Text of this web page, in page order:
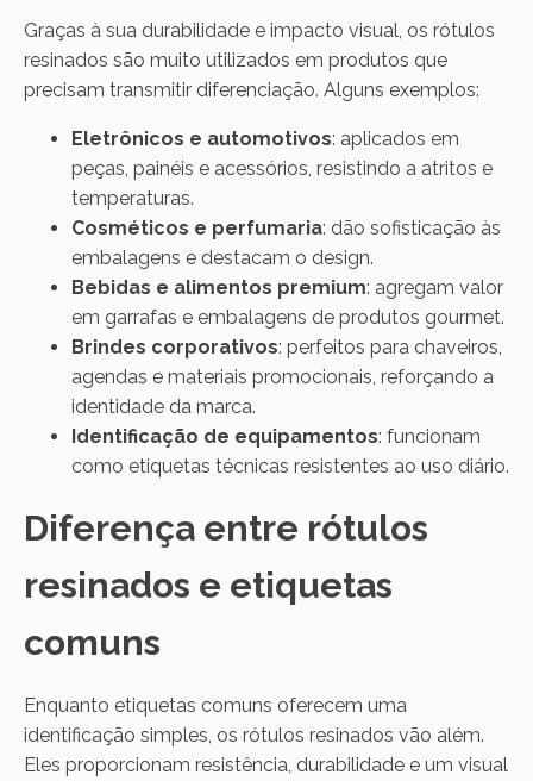
Graças à sua durabilidade e impacto visual, os rótulos
resinados são muito utilizados em produtos que
precisam transmitir diferenciação. Alguns exemplos:
Eletrônicos e automotivos: aplicados em
peças, painéis e acessórios, resistindo a atritos e
temperaturas.
Cosméticos e perfumaria: dão sofisticação às
embalagens e destacam o design.
Bebidas e alimentos premium: agregam valor
em garrafas e embalagens de produtos gourmet.
Brindes corporativos: perfeitos para chaveiros,
agendas e materiais promocionais, reforçando a
identidade da marca.
Identificação de equipamentos: funcionam
como etiquetas técnicas resistentes ao uso diário.
Diferença entre rótulos
resinados e etiquetas
comuns
Enquanto etiquetas comuns oferecem uma
identificação simples, os rótulos resinados vão além.
Eles proporcionam resistência, durabilidade e um visual